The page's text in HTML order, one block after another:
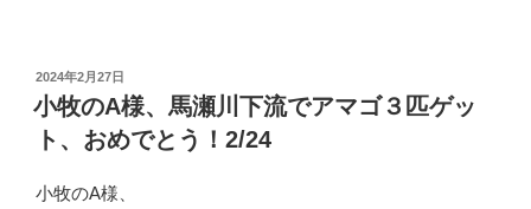
投
稿
日:
2024年2月27日
小牧のA様、馬瀬川下流でアマゴ３匹ゲッ
ト、おめでとう！2/24
小牧のA様、